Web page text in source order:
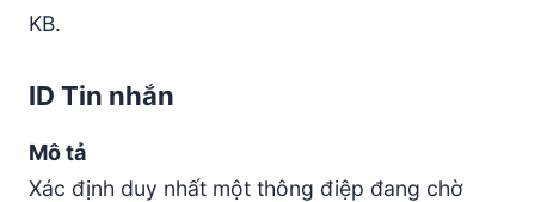
KB.
ID Tin nhắn
Mô tả
Xác định duy nhất một thông điệp đang chờ